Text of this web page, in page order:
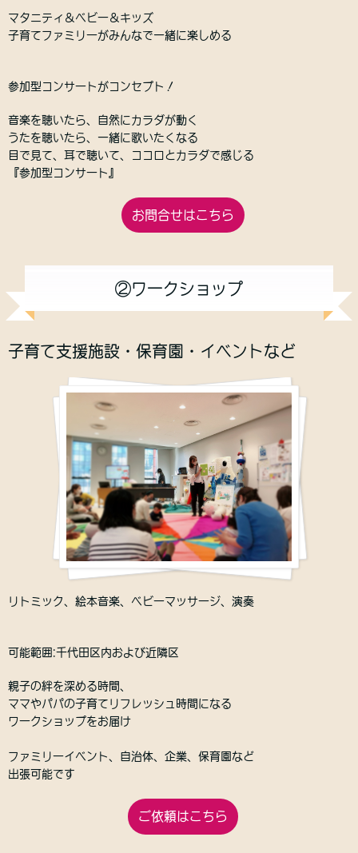
マタニティ＆ベビー＆キッズ
子育てファミリーがみんなで一緒に楽しめる
参加型コンサートがコンセプト！
音楽を聴いたら、自然にカラダが動く
うたを聴いたら、一緒に歌いたくなる
目で見て、耳で聴いて、ココロとカラダで感じる
『参加型コンサート』
お問合せはこちら
②ワークショップ
子育て支援施設・保育園・イベントなど
リトミック、絵本音楽、ベビーマッサージ、演奏
可能範囲:千代田区内および近隣区
親子の絆を深める時間、
ママやパパの子育てリフレッシュ時間になる
ワークショップをお届け
ファミリーイベント、自治体、企業、保育園など
出張可能です
ご依頼はこちら